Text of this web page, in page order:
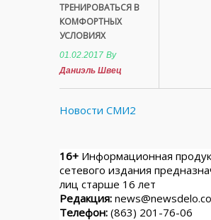
ТРЕНИРОВАТЬСЯ В
КОМФОРТНЫХ
УСЛОВИЯХ
01.02.2017 By
Даниэль Швец
Новости СМИ2
16+ Информационная
сетевого издания
лиц старше 16 лет
Редакция:
Телефон: (863) 201-76-06